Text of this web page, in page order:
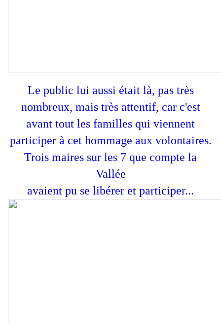
Le public lui aussi était là, pas très
nombreux, mais très attentif, car c'est
avant tout les familles qui viennent
participer à cet hommage aux volontaires.
Trois maires sur les 7 que compte la
Vallée
avaient pu se libérer et participer...